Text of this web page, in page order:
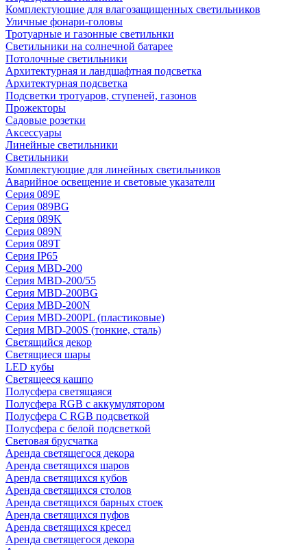
Комплектующие для влагозащищенных светильников
Уличные фонари-головы
Тротуарные и газонные светильнки
Светильники на солнечной батарее
Потолочные светильники
Архитектурная и ландшафтная подсветка
Архитектурная подсветка
Подсветки тротуаров, ступеней, газонов
Прожекторы
Садовые розетки
Аксессуары
Линейные светильники
Светильники
Комплектующие для линейных светильников
Аварийное освещение и световые указатели
Серия 089E
Серия 089BG
Серия 089K
Серия 089N
Серия 089T
Серия IP65
Серия MBD-200
Серия MBD-200/55
Серия MBD-200BG
Серия MBD-200N
Серия MBD-200PL (пластиковые)
Серия MBD-200S (тонкие, сталь)
Светящийся декор
Светящиеся шары
LED кубы
Светящееся кашпо
Полусфера светящаяся
Полусфера RGB с аккумулятором
Полусфера С RGB подсветкой
Полусфера с белой подсветкой
Световая брусчатка
Аренда светящегося декора
Аренда светящихся шаров
Аренда светящихся кубов
Аренда светящихся столов
Аренда светящихся барных стоек
Аренда светящихся пуфов
Аренда светящихся кресел
Аренда светящегося декора